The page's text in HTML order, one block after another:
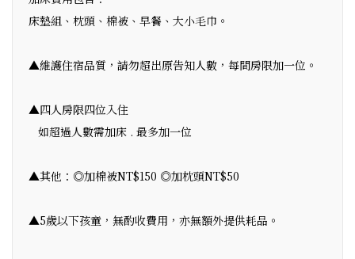
床墊組、枕頭、棉被、早餐、大小毛巾。
▲維護住宿品質，請勿超出原告知人數，每間房限加一位。
▲四人房限四位入住
如超過人數需加床 . 最多加一位
▲其他：◎加棉被NT$150 ◎加枕頭NT$50
▲5歲以下孩童，無酌收費用，亦無額外提供耗品。